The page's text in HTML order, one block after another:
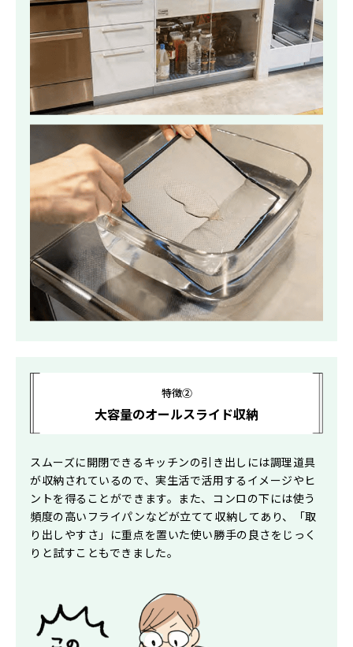
特徴②
大容量のオールスライド収納
スムーズに開閉できるキッチンの引き出しには調理道具
が収納されているので、実生活で活用するイメージやヒ
ントを得ることができます。また、コンロの下には使う
頻度の高いフライパンなどが立てて収納してあり、「取
り出しやすさ」に重点を置いた使い勝手の良さをじっく
りと試すこともできました。